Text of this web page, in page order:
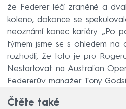
že Federer léčí zraněné a
koleno, dokonce se
neoznámí konec kariéry. „Po
týmem jsme se s ohledem na
rozhodli, že toto je pro
Nestartovat na Australian
Federerův manažer Tony
Čtěte také